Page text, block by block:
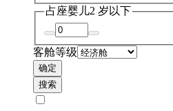
占座婴儿2 岁以下
客舱等级
确定
搜索